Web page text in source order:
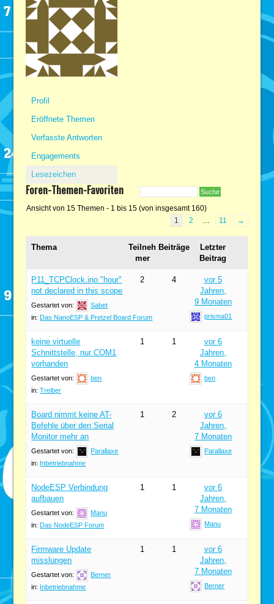
Profil
Eröffnete Themen
Verfasste Antworten
Engagements
Lesezeichen
Foren-Themen-Favoriten
Ansicht von 15 Themen - 1 bis 15 (von insgesamt 160)
1
2 11 →
Thema
Teilneh
mer
Beiträge
Letzter
Beitrag
P11_TCPClock.ino "hour"
not declared in this scope
Gestartet von:
Sabet
in:Das NanoESP & Pretzel Board Forum
2 4
vor 5
Jahren,
9 Monaten
prisma01
keine virtuelle
Schnittstelle, nur COM1
vorhanden
Gestartet von:
ben
in:Treiber
1 1
vor 6
Jahren,
4 Monaten
ben
Board nimmt keine AT-
Befehle über den Serial
Monitor mehr an
Gestartet von:
Parallaxe
in: Inbetriebnahme
1 2
vor 6
Jahren,
7 Monaten
Parallaxe
NodeESP Verbindung
aufbauen
Gestartet von:
Manu
in:Das NodeESP Forum
1 1
vor 6
Jahren,
7 Monaten
Manu
Firmware Update
misslungen
Gestartet von:
Berner
in: Inbetriebnahme
1 1
vor 6
Jahren,
7 Monaten
Berner